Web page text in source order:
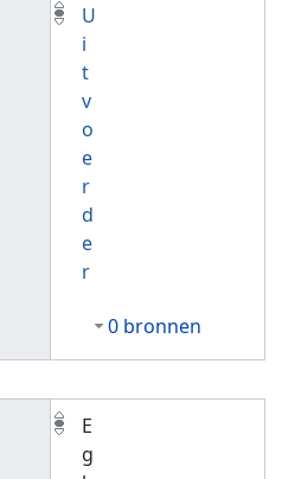
U
i
t
v
o
e
r
d
e
r
0 bronnen
E
g